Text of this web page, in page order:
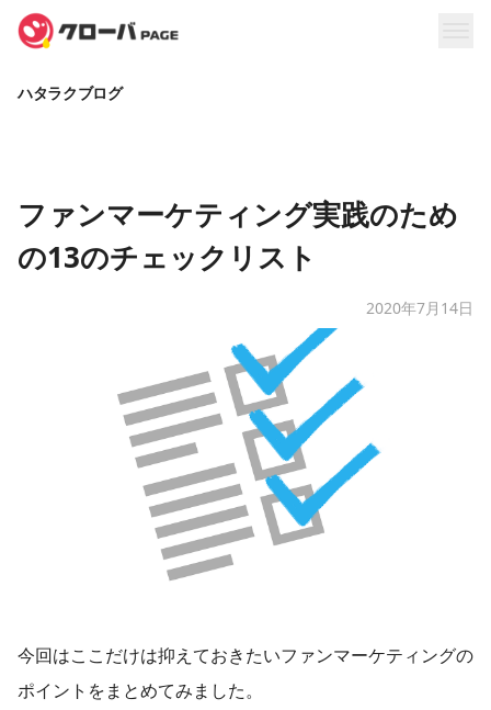
ハタラクブログ
ファンマーケティング実践のため
の13のチェックリスト
2020年7月14日
今回はここだけは抑えておきたいファンマーケティングの
ポイントをまとめてみました。